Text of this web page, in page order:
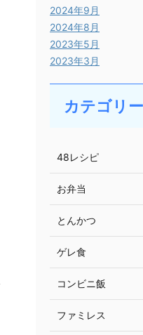
2024年9月
2024年8月
2023年5月
2023年3月
カテゴリー
48レシピ
お弁当
とんかつ
ゲレ食
コンビニ飯
ファミレス